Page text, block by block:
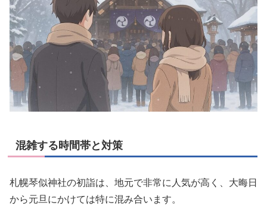
混雑する時間帯と対策
札幌琴似神社の初詣は、地元で非常に人気が高く、大晦日
から元旦にかけては特に混み合います。